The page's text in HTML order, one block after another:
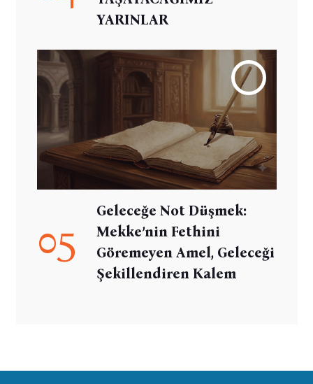
YARINLAR
05
Geleceğe Not Düşmek:
Mekke’nin Fethini
Göremeyen Amel, Geleceği
Şekillendiren Kalem